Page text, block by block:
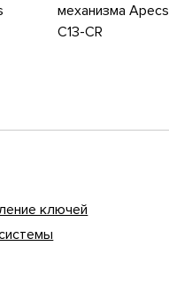
механизма Apecs
C13-CR
ключей